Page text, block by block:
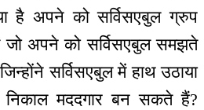
है अपने को सर्विसएबुल ग्रुप
अपने को सर्विसएबुल समझते
सर्विसएबुल में हाथ उठाया
मददगार बन सकते हैं?